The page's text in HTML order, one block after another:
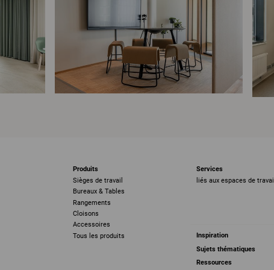
Produits
Sièges de travail
Bureaux & Tables
Rangements
Cloisons
Accessoires
Tous les produits
Services
liés aux espaces de travail
Inspiration
Sujets thématiques
Ressources